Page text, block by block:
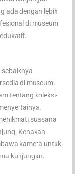
ada dengan lebih
di museum
di museum.
tentang koleksi-
suasana
Kenakan
kamera untuk
kunjungan.